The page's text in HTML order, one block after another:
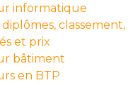
informatique
classement,
et prix
bâtiment
en BTP